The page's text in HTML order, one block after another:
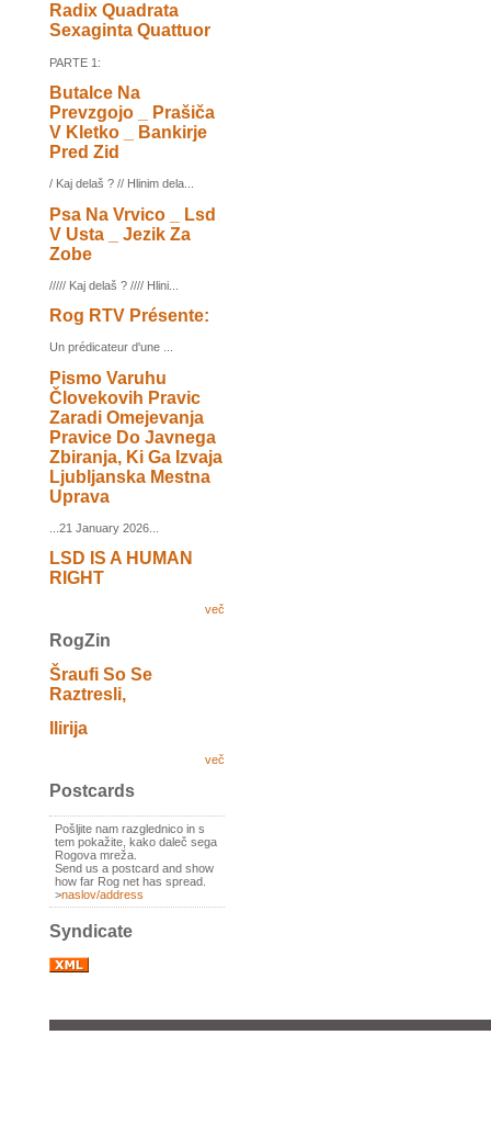
Radix Quadrata
Sexaginta Quattuor
PARTE 1:
Butalce Na
Prevzgojo _ Prašiča
V Kletko _ Bankirje
Pred Zid
/ Kaj delaš ? // Hlinim dela...
Psa Na Vrvico _ Lsd
V Usta _ Jezik Za
Zobe
///// Kaj delaš ? //// Hlini...
Rog RTV Présente:
Un prédicateur d'une ...
Pismo Varuhu
Človekovih Pravic
Zaradi Omejevanja
Pravice Do Javnega
Zbiranja, Ki Ga Izvaja
Ljubljanska Mestna
Uprava
...21 January 2026...
LSD IS A HUMAN
RIGHT
več
RogZin
Šraufi So Se
Raztresli,
Ilirija
več
Postcards
Pošljite nam razglednico in s
tem pokažite, kako daleč sega
Rogova mreža.
Send us a postcard and show
how far Rog net has spread.
>naslov/address
Syndicate